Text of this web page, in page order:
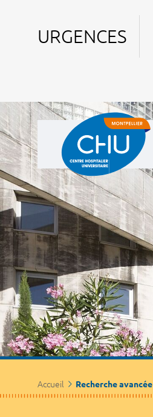
URGENCES
Accueil Recherche avancée